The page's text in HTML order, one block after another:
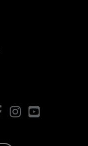
FacebookInstagramYouTube